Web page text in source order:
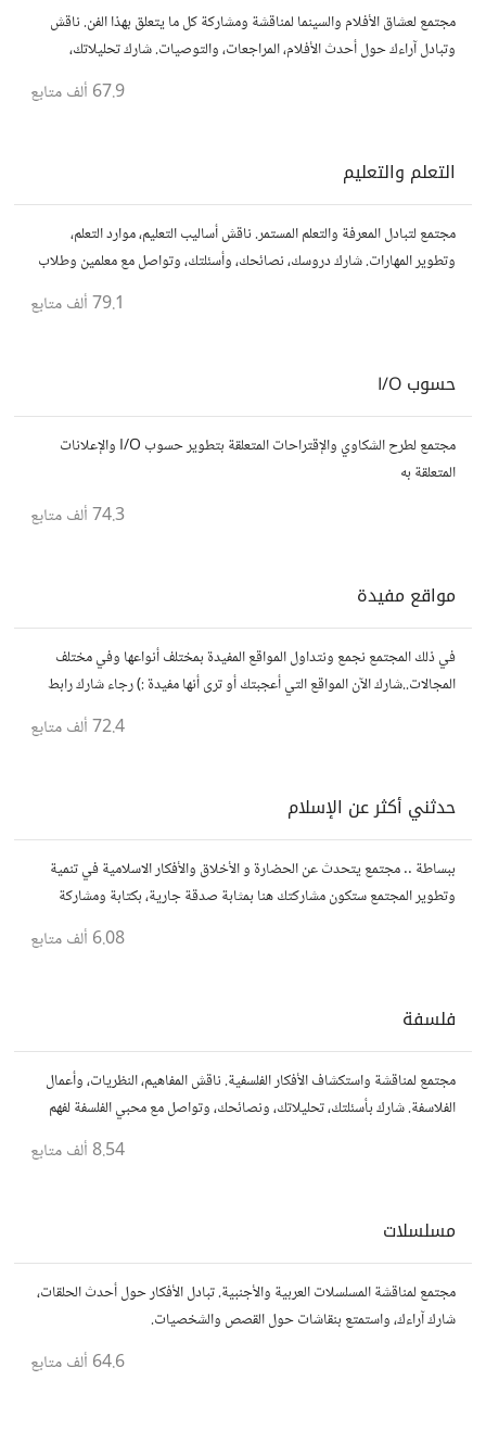
مجتمع لعشاق الأفلام والسينما لمناقشة ومشاركة كل ما يتعلق بهذا الفن. ناقش
وتبادل آراءك حول أحدث الأفلام، المراجعات، والتوصيات. شارك تحليلاتك،
قصصك، واستمتع بنقاشات حول الأفلام والمخرجين والسيناريوهات.
67.9 ألف متابع
التعلم والتعليم
مجتمع لتبادل المعرفة والتعلم المستمر. ناقش أساليب التعليم، موارد التعلم،
وتطوير المهارات. شارك دروسك، نصائحك، وأسئلتك، وتواصل مع معلمين وطلاب
79.1 ألف متابع
حسوب I/O
مجتمع لطرح الشكاوي والإقتراحات المتعلقة بتطوير حسوب I/O والإعلانات
المتعلقة به
74.3 ألف متابع
مواقع مفيدة
في ذلك المجتمع نجمع ونتداول المواقع المفيدة بمختلف أنواعها وفي مختلف
المجالات..شارك الآن المواقع التي أعجبتك أو ترى أنها مفيدة :) رجاء شارك رابط
72.4 ألف متابع
حدثني أكثر عن الإسلام
ببساطة .. مجتمع يتحدث عن الحضارة و الأخلاق والأفكار الاسلامية في تنمية
وتطوير المجتمع ستكون مشاركتك هنا بمثابة صدقة جارية، بكتابة ومشاركة
6.08 ألف متابع
فلسفة
مجتمع لمناقشة واستكشاف الأفكار الفلسفية. ناقش المفاهيم، النظريات، وأعمال
الفلاسفة. شارك بأسئلتك، تحليلاتك، ونصائحك، وتواصل مع محبي الفلسفة لفهم
8.54 ألف متابع
مسلسلات
مجتمع لمناقشة المسلسلات العربية والأجنبية. تبادل الأفكار حول أحدث الحلقات،
شارك آراءك، واستمتع بنقاشات حول القصص والشخصيات.
64.6 ألف متابع